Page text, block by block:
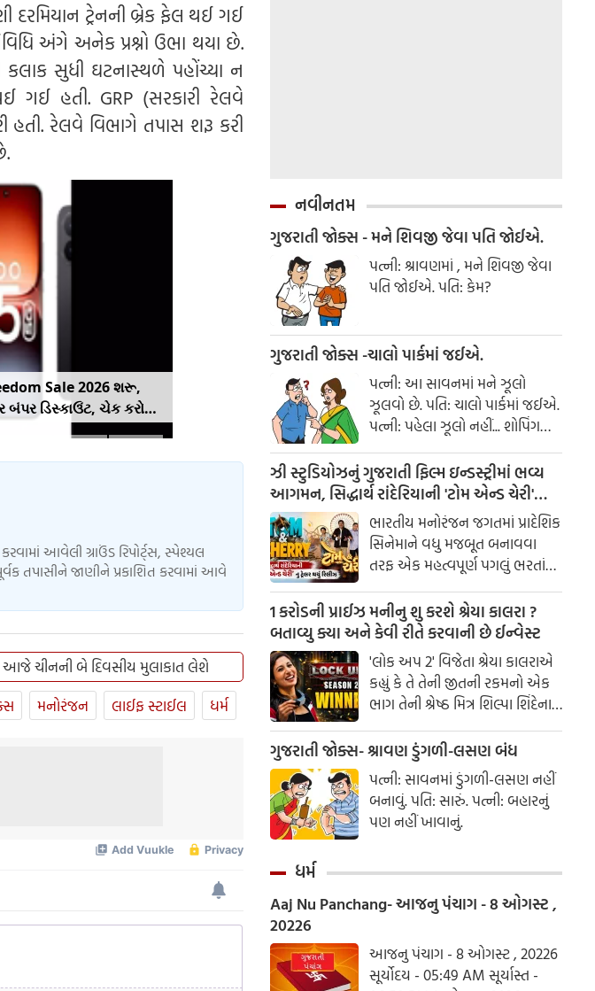
દરમિયાન ટ્રેનની બ્રેક ફેલ થઈ ગઈ
અંગે અનેક પ્રશ્નો ઉભા થયા છે.
સુધી ઘટનાસ્થળે પહોંચ્યા ન
ગઈ હતી. GRP (સરકારી રેલવે
હતી. રેલવે વિભાગે તપાસ શરૂ કરી
Sale 2026 શરૂ,
બંપર ડિસ્કાઉંટ, ચેક કરો
કરવામાં આવેલી ગ્રાઉંડ રિપોર્ટ્સ, સ્પેશ્યલ
તપાસીને જાણીને પ્રકાશિત કરવામાં આવે
આજે ચીનની બે દિવસીય મુલાકાત લેશે
મનોરંજન લાઈફ સ્ટાઈલ ધર્મ
નવીનતમ
ગુજરાતી જોક્સ - મને શિવજી જેવા પતિ જોઈએ.
પત્ની: શ્રાવણમાં , મને શિવજી જેવા
પતિ જોઈએ. પતિ: કેમ?
ગુજરાતી જોક્સ -ચાલો પાર્કમાં જઈએ.
પત્ની: આ સાવનમાં મને ઝૂલો
ઝૂલવો છે. પતિ: ચાલો પાર્કમાં જઈએ.
પત્ની: પહેલા ઝૂલો નહીં... શોપિંગ
કરાવ!
ઝી સ્ટુડિયોઝનું ગુજરાતી ફિલ્મ ઇન્ડસ્ટ્રીમાં ભવ્ય
આગમન, સિદ્ધાર્થ રાંદેરિયાની 'ટોમ એન્ડ ચેરી'
સાથે કરશે શરૂઆત; ટ્રેલર થયું રિલીઝ
ભારતીય મનોરંજન જગતમાં પ્રાદેશિક
સિનેમાને વધુ મજબૂત બનાવવા
તરફ એક મહત્વપૂર્ણ પગલું ભરતાં
ઝી સ્ટુડિયોઝે ગુજરાતી ફિલ્મ
ઇન્ડસ્ટ્રીમાં પોતાની સત્તાવાર
એન્ટ્રીની જાહેરાત કરી છે.
1 કરોડની પ્રાઈઝ મનીનુ શુ કરશે શ્રેયા કાલરા ?
બતાવ્યુ ક્યા અને કેવી રીતે કરવાની છે ઈન્વેસ્ટ
'લોક અપ 2' વિજેતા શ્રેયા કાલરાએ
કહ્યું કે તે તેની જીતની રકમનો એક
ભાગ તેની શ્રેષ્ઠ મિત્ર શિલ્પા શિંદેના
આશ્રય ગૃહમાં દાન કરશે.
ગુજરાતી જોક્સ- શ્રાવણ ડુંગળી-લસણ બંધ
પત્ની: સાવનમાં ડુંગળી-લસણ નહીં
બનાવું. પતિ: સારું. પત્ની: બહારનું
પણ નહીં ખાવાનું.
ધર્મ
Aaj Nu Panchang- આજનુ પંચાગ - 8 ઓગસ્ટ ,
20226
આજનુ પંચાગ - 8 ઓગસ્ટ , 20226
સૂર્યોદય - 05:49 AM સૂર્યાસ્ત -